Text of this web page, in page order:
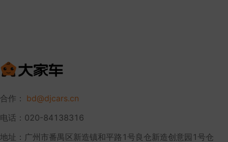
合作： bd@djcars.cn
电话：020-84138316
地址：广州市番禺区新造镇和平路1号良仓新造创意园1号仓